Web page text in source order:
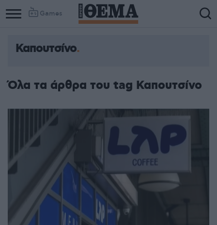
Games
Καπουτσίνο
Όλα τα άρθρα του tag Καπουτσίνο